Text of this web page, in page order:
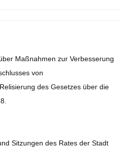
Maßnahmen zur Verbesserung
von
des Gesetzes über die
Sitzungen des Rates der Stadt